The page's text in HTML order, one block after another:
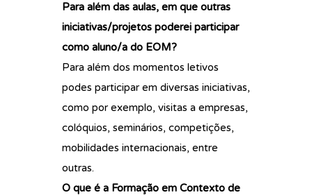
Para além das aulas, em que outras
iniciativas/projetos poderei participar
como aluno/a do EOM?
Para além dos momentos letivos
podes participar em diversas iniciativas,
como por exemplo, visitas a empresas,
colóquios, seminários, competições,
mobilidades internacionais, entre
outras.
O que é a Formação em Contexto de